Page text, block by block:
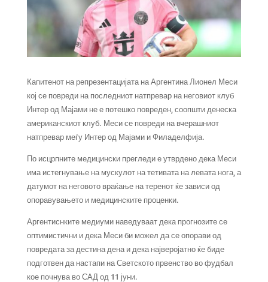
Капитенот на репрезентацијата на Аргентина Лионел Меси
кој се повреди на последниот натпревар на неговиот клуб
Интер од Мајами не е потешко повреден, соопшти денеска
американскиот клуб. Меси се повреди на вчерашниот
натпревар меѓу Интер од Мајами и Филаделфија.
По исцрпните медицински прегледи е утврдено дека Меси
има истегнување на мускулот на тетивата на левата нога, а
датумот на неговото враќање на теренот ќе зависи од
опоравувањето и медицинските проценки.
Аргентиснките медиуми наведуваат дека прогнозите се
оптимистични и дека Меси би можел да се опорави од
повредата за дестина дена и дека најверојатно ќе биде
подготвен да настапи на Светското првенство во фудбал
кое почнува во САД од 11 јуни.